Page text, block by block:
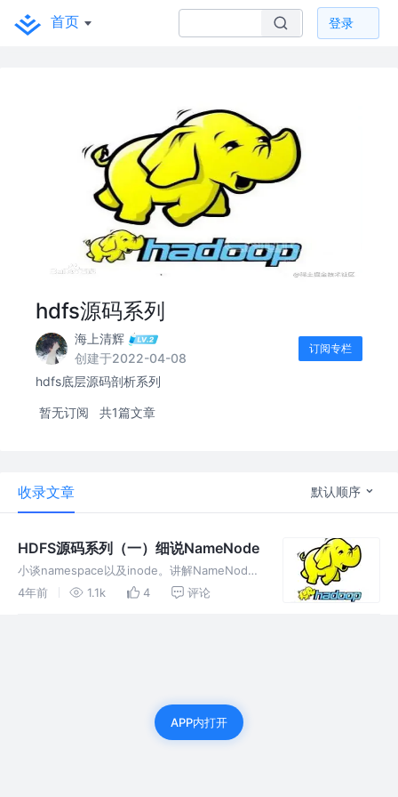
首页 登录
hdfs源码系列
海上清辉
创建于2022-04-08
订阅专栏
hdfs底层源码剖析系列
暂无订阅 共1篇文章
收录文章 默认顺序
HDFS源码系列（一）细说NameNode
小谈namespace以及inode。讲解NameNode
的editlog以及fsimage。简单剖析高可用
4年前 1.1k 4 评论
APP内打开